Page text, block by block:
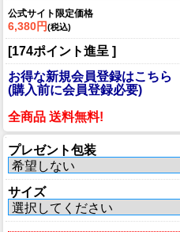
公式サイト限定価格
6,380円(税込)
[174ポイント進呈 ]
お得な新規会員登録はこちら
(購入前に会員登録必要)
全商品 送料無料!
プレゼント包装
サイズ